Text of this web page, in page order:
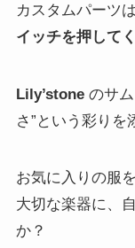
カスタムパーツ
イッチを押して
Lily’stoneのサム
さ”という彩りを
お気に入りの服
大切な楽器に、
か？